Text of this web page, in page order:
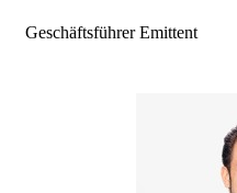
Geschäftsführer Emittent